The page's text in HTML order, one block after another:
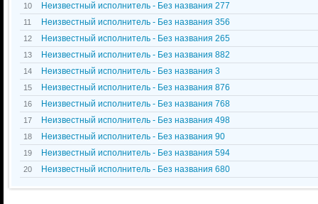
10 Неизвестный исполнитель - Без названия 277
11 Неизвестный исполнитель - Без названия 356
12 Неизвестный исполнитель - Без названия 265
13 Неизвестный исполнитель - Без названия 882
14 Неизвестный исполнитель - Без названия 3
15 Неизвестный исполнитель - Без названия 876
16 Неизвестный исполнитель - Без названия 768
17 Неизвестный исполнитель - Без названия 498
18 Неизвестный исполнитель - Без названия 90
19 Неизвестный исполнитель - Без названия 594
20 Неизвестный исполнитель - Без названия 680